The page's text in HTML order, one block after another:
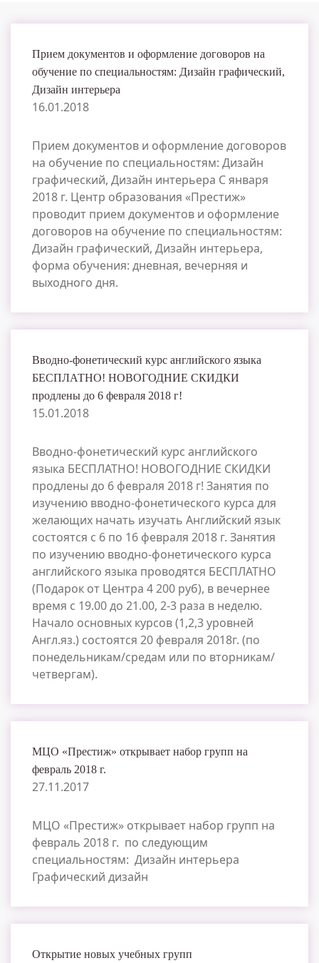
Прием документов и оформление договоров на
обучение по специальностям: Дизайн графический,
Дизайн интерьера
16.01.2018
Прием документов и оформление договоров
на обучение по специальностям: Дизайн
графический, Дизайн интерьера С января
2018 г. Центр образования «Престиж»
проводит прием документов и оформление
договоров на обучение по специальностям:
Дизайн графический, Дизайн интерьера,
форма обучения: дневная, вечерняя и
выходного дня.
Вводно-фонетический курс английского языка
БЕСПЛАТНО! НОВОГОДНИЕ СКИДКИ
продлены до 6 февраля 2018 г!
15.01.2018
Вводно-фонетический курс английского
языка БЕСПЛАТНО! НОВОГОДНИЕ СКИДКИ
продлены до 6 февраля 2018 г! Занятия по
изучению вводно-фонетического курса для
желающих начать изучать Английский язык
состоятся с 6 по 16 февраля 2018 г. Занятия
по изучению вводно-фонетического курса
английского языка проводятся БЕСПЛАТНО
(Подарок от Центра 4 200 руб), в вечернее
время с 19.00 до 21.00, 2-3 раза в неделю.
Начало основных курсов (1,2,3 уровней
Англ.яз.) состоятся 20 февраля 2018г. (по
понедельникам/средам или по вторникам/
четвергам).
МЦО «Престиж» открывает набор групп на
февраль 2018 г.
27.11.2017
МЦО «Престиж» открывает набор групп на
февраль 2018 г. по следующим
специальностям: Дизайн интерьера
Графический дизайн
Открытие новых учебных групп